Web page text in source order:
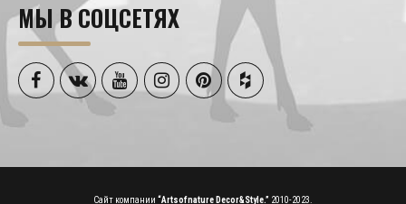
МЫ В СОЦСЕТЯХ
Сайт компании “Artsofnature Decor&Style.” 2010-2023.